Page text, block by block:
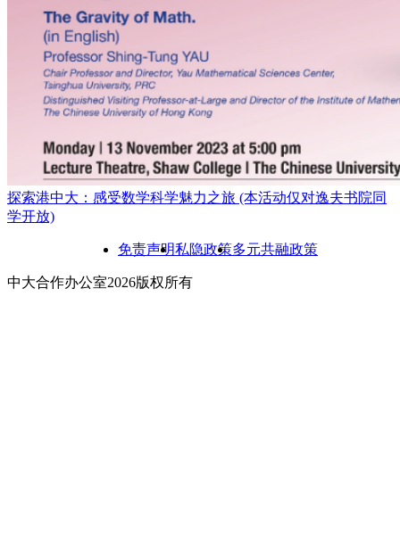
探索港中大：感受数学科学魅力之旅 (本活动仅对逸夫书院同
学开放)
免责声明私隐政策多元共融政策
中大合作办公室2026版权所有